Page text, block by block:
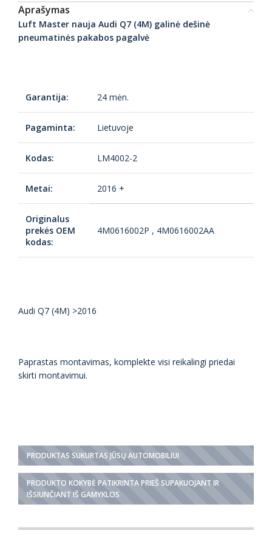
Aprašymas
Luft Master nauja Audi Q7 (4M) galinė dešinė
pneumatinės pakabos pagalvė
Garantija: 24 mėn.
Pagaminta: Lietuvoje
Kodas: LM4002-2
Metai: 2016 +
Originalus
prekės OEM
kodas:
4M0616002P , 4M0616002AA
Audi Q7 (4M) >2016
Paprastas montavimas, komplekte visi reikalingi priedai
skirti montavimui.
PRODUKTAS SUKURTAS JŪSŲ AUTOMOBILIUI
PRODUKTO KOKYBĖ PATIKRINTA PRIEŠ SUPAKUOJANT IR
IŠSIUNČIANT IŠ GAMYKLOS